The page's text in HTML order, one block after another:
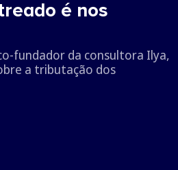
é nos
fundador da consultora Ilya,
a tributação dos